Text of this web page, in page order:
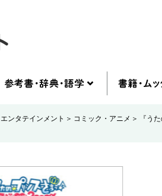
エンタテインメント コミック・アニメ 『う